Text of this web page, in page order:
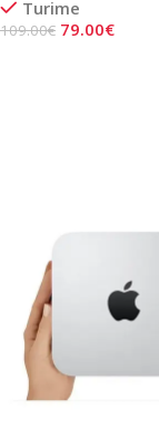
Turime
109.00€ 79.00€